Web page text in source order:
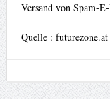
Versand von Spam-
Quelle : futurezone.at